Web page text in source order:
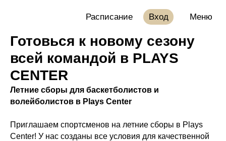
Меню
Готовься к новому сезону
всей командой в PLAYS
CENTER
Летние сборы для баскетболистов и
волейболистов в Plays Center
Приглашаем спортсменов на летние сборы в Plays
Center! У нас созданы все условия для качественной